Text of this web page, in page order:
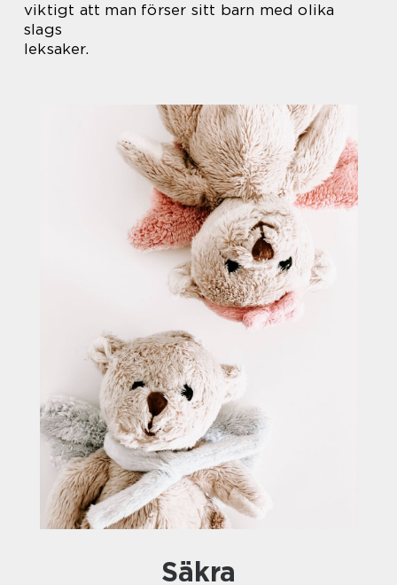
viktigt att man förser sitt barn med olika
slags
leksaker.
Säkra